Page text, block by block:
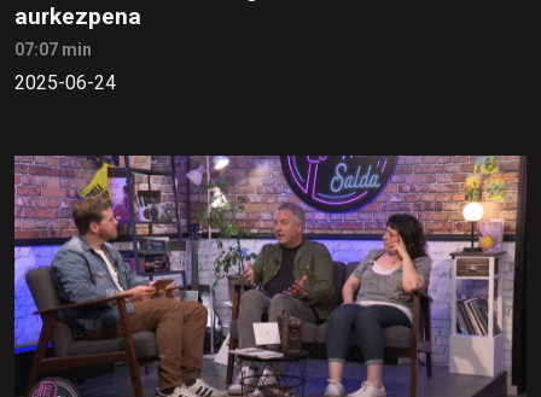
aurkezpena
07:07 min
2025-06-24